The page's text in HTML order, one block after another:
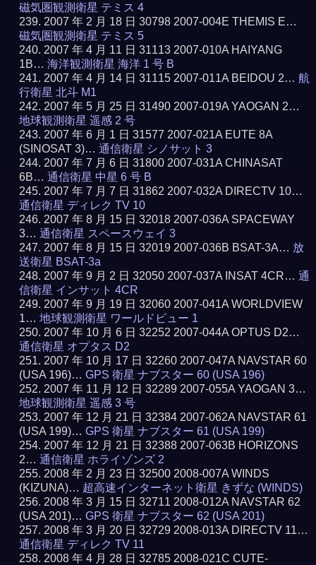
磁気圏観測衛星 テミス 4
2007 年 2 月 18 日 30798 2007-004E THEMIS E…
磁気圏観測衛星 テミス 5
2007 年 4 月 11 日 31113 2007-010A HAIYANG
1B…海洋観測衛星 海洋 1 号 B
2007 年 4 月 14 日 31115 2007-011A BEIDOU 2…航
行衛星 北斗 M1
2007 年 5 月 25 日 31490 2007-019A YAOGAN 2…
地球観測衛星 遥感 2 号
2007 年 6 月 1 日 31577 2007-021A EUTE 8A
(SINOSAT 3)…通信衛星 シノサット 3
2007 年 7 月 6 日 31800 2007-031A CHINASAT
6B…通信衛星 中星 6 号 B
2007 年 7 月 7 日 31862 2007-032A DIRECTV 10…
通信衛星 ディレク TV 10
2007 年 8 月 15 日 32018 2007-036A SPACEWAY
3…通信衛星 スペースウェイ 3
2007 年 8 月 15 日 32019 2007-036B BSAT-3A… 放
送衛星 BSAT-3a
2007 年 9 月 2 日 32050 2007-037A INSAT 4CR…通
信衛星 インサット 4CR
2007 年 9 月 19 日 32060 2007-041A WORLDVIEW
1…地球観測衛星 ワールドビュー 1
2007 年 10 月 6 日 32252 2007-044A OPTUS D2…
通信衛星 オプタス D2
2007 年 10 月 17 日 32260 2007-047A NAVSTAR 60
(USA 196)…GPS 衛星 ナブスター 60 (USA 196)
2007 年 11 月 12 日 32289 2007-055A YAOGAN 3…
地球観測衛星 遥感 3 号
2007 年 12 月 21 日 32384 2007-062A NAVSTAR 61
(USA 199)…GPS 衛星 ナブスター 61 (USA 199)
2007 年 12 月 21 日 32388 2007-063B HORIZONS
2…通信衛星 ホライゾンズ 2
2008 年 2 月 23 日 32500 2008-007A WINDS
(KIZUNA)… 超高速インターネット衛星 きずな (WINDS)
2008 年 3 月 15 日 32711 2008-012A NAVSTAR 62
(USA 201)…GPS 衛星 ナブスター 62 (USA 201)
2008 年 3 月 20 日 32729 2008-013A DIRECTV 11…
通信衛星 ディレク TV 11
2008 年 4 月 28 日 32785 2008-021C CUTE-